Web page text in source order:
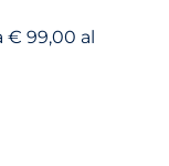
€ 99,00 al